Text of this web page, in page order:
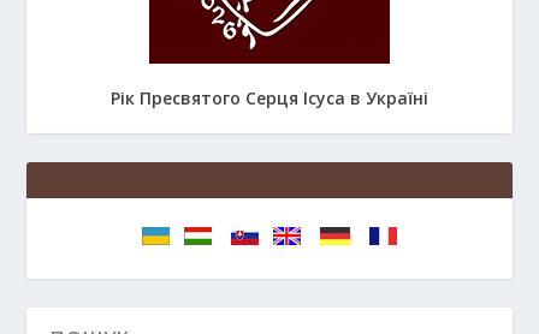
Рік Пресвятого Серця Ісуса в Україні